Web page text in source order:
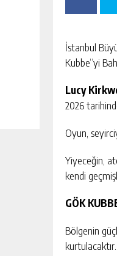
İstanbul
Kubbe”yi
Lucy
2026
Oyun,
Yiyeceğin,
kendi
GÖK
Bölgenin